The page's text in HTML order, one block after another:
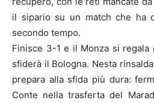
il sipario su un match che ha
secondo tempo.
Finisce 3-1 e il Monza si regala
sfiderà il Bologna. Nesta
prepara alla sfida più dura:
Conte nella trasferta del